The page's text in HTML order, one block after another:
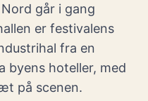
går i gang
er festivalens
fra en
byens hoteller, med
på scenen.